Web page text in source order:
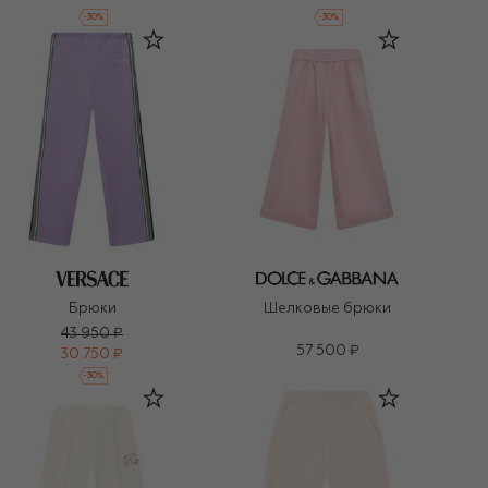
-30% -30%
Брюки
43 950 ₽
30 750 ₽
-30%
Шелковые брюки
57 500 ₽